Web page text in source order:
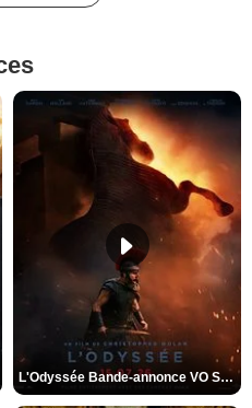
L'Odyssée Bande-annonce VO STFR